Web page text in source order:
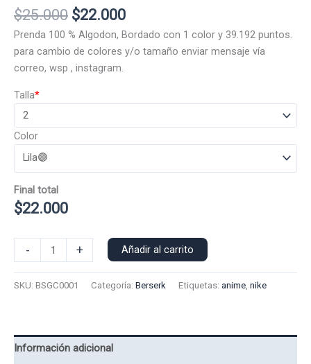
$25.000 El
precio
original
era:
$22.000El
precio
actual
Prenda 100 % Algodon, Bordado con 1 color y 39.192 puntos.
para cambio de colores y/o tamaño enviar mensaje vía
correo, wsp , instagram.
*
Talla
Color
Final total
$22.000
-
Capucha
+ Añadir al carrito
SKU: BSGC0001 Categoría: Berserk Etiquetas: anime, nike
Información adicional